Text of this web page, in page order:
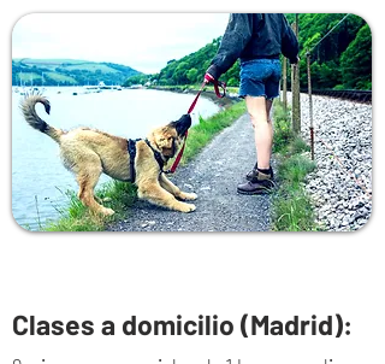
Clases a domicilio (Madrid):